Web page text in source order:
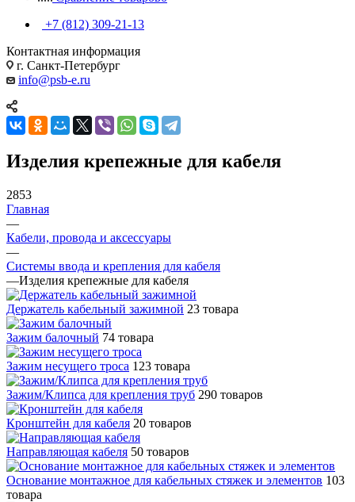
+7 (812) 309-21-13
Контактная информация
г. Санкт-Петербург
info@psb-e.ru
Изделия крепежные для кабеля
2853
Главная
—
Кабели, провода и аксессуары
—
Системы ввода и крепления для кабеля
—Изделия крепежные для кабеля
Держатель кабельный зажимной 23 товара
Зажим балочный 74 товара
Зажим несущего троса 123 товара
Зажим/Клипса для крепления труб 290 товаров
Кронштейн для кабеля 20 товаров
Направляющая кабеля 50 товаров
Основание монтажное для кабельных стяжек и элементов 103
товара